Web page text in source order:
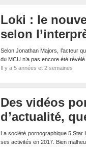
Loki : le
selon
Selon Jonathan Majors, l’acteur
du MCU n’a pas encore été
Il y a 5 années et 2 semaines
Des vidéos
d’actualité,
La société pornographique 5 Star
ses activités en 2017. Bien